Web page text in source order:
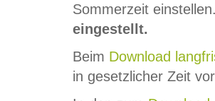
Sommerzeit
eingestellt.
Beim Download
in gesetzlicher Zeit